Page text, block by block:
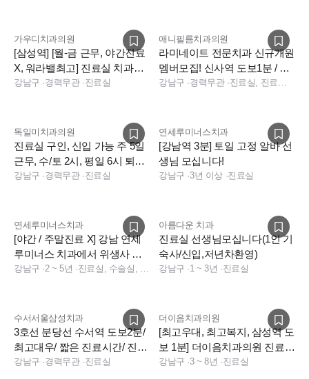
가우디치과의원
[삼성역] [월-금 근무, 야간진료
X, 워라밸최고] 진료실 치과위
생사 선생님 구인합니다.
강남구 ·경력무관·진료실
애니필름치과의원
라미네이트 전문치과 신규개원
멤버모집! 신사역 도보1분 / 주
32시간(주4.5일) 근무
강남구 ·경력무관· 진료실, 진료팀장, 상담
독일미치과의원
진료실 구인, 신입 가능 주 5일
근무, 수/토 2시, 평일 6시 퇴근,
첫해 연차13일
강남구 ·경력무관·진료실
연세루미너스치과
[강남역 3분] 토일 고정 알바 선
생님 모십니다!
강남구 ·3년 이상 ·진료실
연세루미너스치과
[야간 / 주말진료 X] 강남 연세
루미너스 치과에서 위생사 선
생님을 구합니다.
강남구 ·2 ~ 5년 · 진료실, 수술실, 소독실
아름다운 치과
진료실 선생님모십니다(1인 기
숙사/신입,저년차환영)
강남구 ·1 ~ 3년 ·진료실
수서서울삼성치과
3호선 분당선 수서역 도보2분/
최고대우/ 짧은 진료시간/ 진료
실 2명 충원합니다
강남구 ·경력무관·진료실
더이음치과의원
[최고우대, 최고복지, 삼성역 도
보 1분] 더이음치과의원 진료실
선생님 구인
강남구 ·3 ~ 8년 ·진료실